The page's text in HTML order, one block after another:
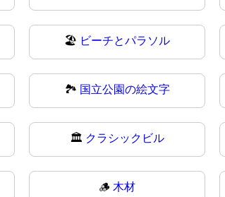
🏖 ビーチとパラソル
🏞️ 国立公園の絵文字
🏛 クラシックビル
🪵 木材